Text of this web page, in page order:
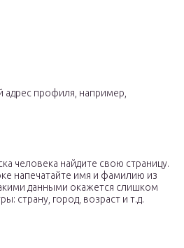
адрес профиля, например,
человека найдите свою страницу.
напечатайте имя и фамилию из
данными окажется слишком
страну, город, возраст и т.д.